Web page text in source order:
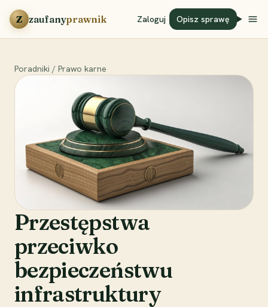
Przejdź do treści
Z zaufanyprawnik Zaloguj Opisz sprawę
Poradniki / Prawo karne
Przestępstwa
przeciwko
bezpieczeństwu
infrastruktury